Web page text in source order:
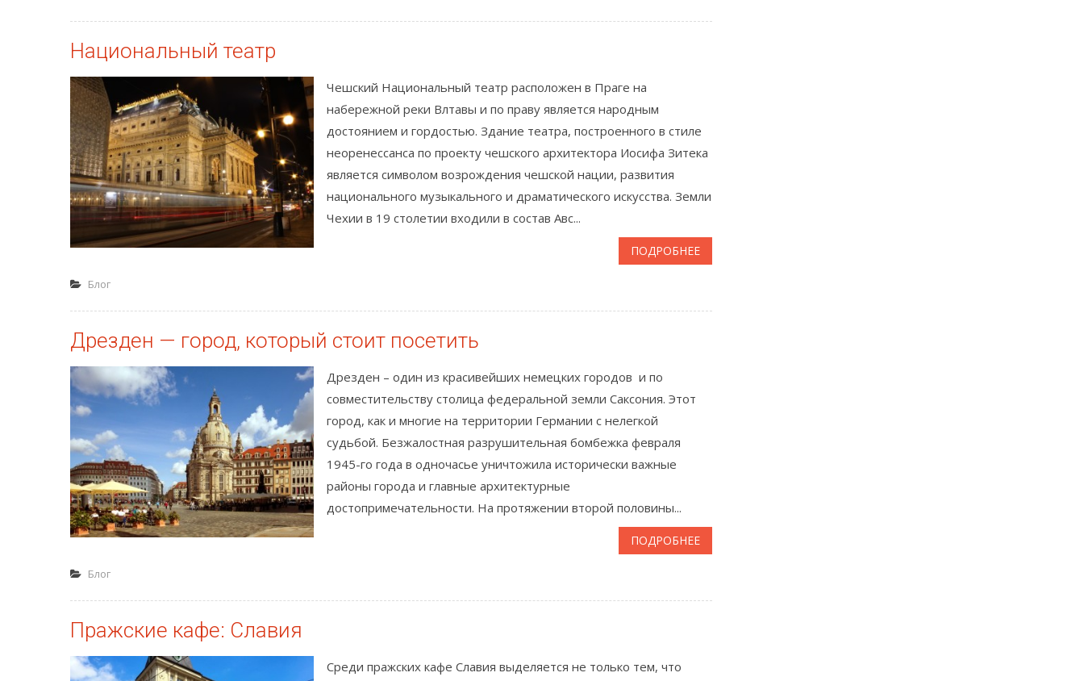
Национальный театр
Чешский Национальный театр расположен в Праге на
набережной реки Влтавы и по праву является народным
достоянием и гордостью. Здание театра, построенного в стиле
неоренессанса по проекту чешского архитектора Иосифа Зитека
является символом возрождения чешской нации, развития
национального музыкального и драматического искусства. Земли
Чехии в 19 столетии входили в состав Авс...
ПОДРОБНЕЕ
Блог
Дрезден — город, который стоит посетить
Дрезден – один из красивейших немецких городов и по
совместительству столица федеральной земли Саксония. Этот
город, как и многие на территории Германии с нелегкой
судьбой. Безжалостная разрушительная бомбежка февраля
1945-го года в одночасье уничтожила исторически важные
районы города и главные архитектурные
достопримечательности. На протяжении второй половины...
ПОДРОБНЕЕ
Блог
Пражские кафе: Славия
Среди пражских кафе Славия выделяется не только тем, что